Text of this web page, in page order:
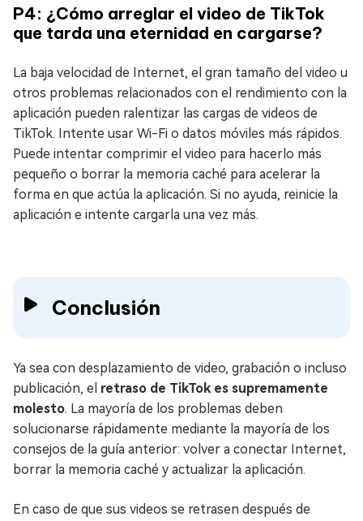
P4: ¿Cómo arreglar el video de TikTok
que tarda una eternidad en cargarse?
La baja velocidad de Internet, el gran tamaño del video u
otros problemas relacionados con el rendimiento con la
aplicación pueden ralentizar las cargas de videos de
TikTok. Intente usar Wi-Fi o datos móviles más rápidos.
Puede intentar comprimir el video para hacerlo más
pequeño o borrar la memoria caché para acelerar la
forma en que actúa la aplicación. Si no ayuda, reinicie la
aplicación e intente cargarla una vez más.
Conclusión
Ya sea con desplazamiento de video, grabación o incluso
publicación, el retraso de TikTok es supremamente
molesto. La mayoría de los problemas deben
solucionarse rápidamente mediante la mayoría de los
consejos de la guía anterior: volver a conectar Internet,
borrar la memoria caché y actualizar la aplicación.
En caso de que sus videos se retrasen después de